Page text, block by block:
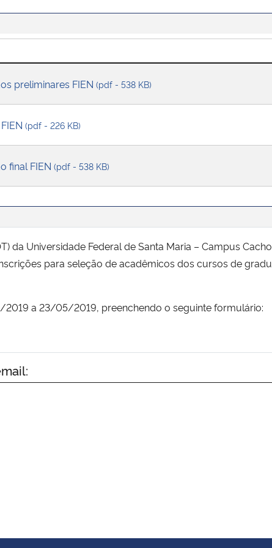
preliminares FIEN (pdf - 538 KB)
(pdf - 226 KB)
final FIEN (pdf - 538 KB)
da Universidade Federal de Santa Maria – Campus
para seleção de acadêmicos dos cursos de
a 23/05/2019, preenchendo o seguinte formulário: